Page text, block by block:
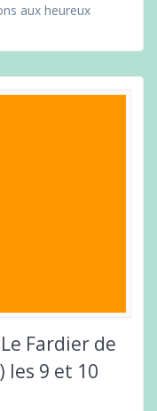
aux heureux
Fardier de
les 9 et 10